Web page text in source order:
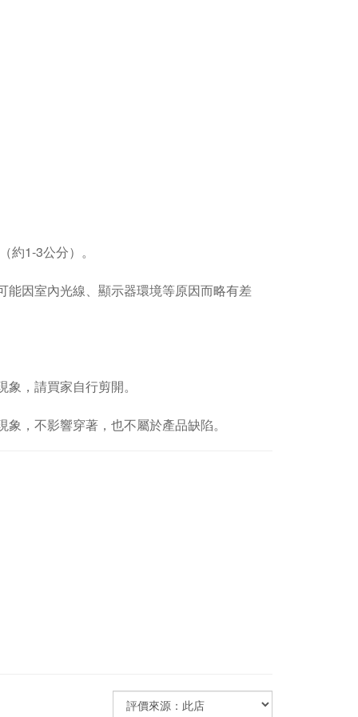
1-3公分）。
因室內光線、顯示器環境等原因而略有差
，請買家自行剪開。
，不影響穿著，也不屬於產品缺陷。